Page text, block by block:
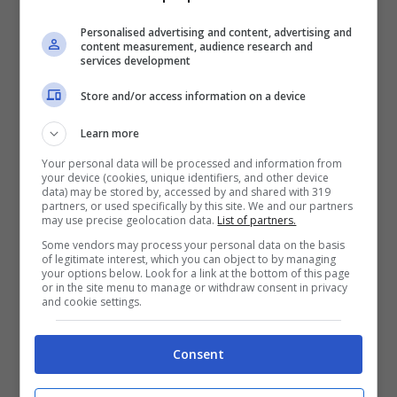
Origini del nome “Luna della Neve” – viagginews.com
Le origini di questi nomi furono
documentate per la prima volta dal
capitano Jonathan Carver nel XVIII secolo
durante i suoi viaggi tra i popoli nativi
dell’America del Nord. Anche in Europa
Personalised advertising and content, advertising and
content measurement, audience research and
services development
Store and/or access information on a device
Learn more
Your personal data will be processed and information from
your device (cookies, unique identifiers, and other device
data) may be stored by, accessed by and shared with 319
partners, or used specifically by this site. We and our partners
may use precise geolocation data. List of partners.
Some vendors may process your personal data on the basis
of legitimate interest, which you can object to by managing
your options below. Look for a link at the bottom of this page
or in the site menu to manage or withdraw consent in privacy
and cookie settings.
Consent